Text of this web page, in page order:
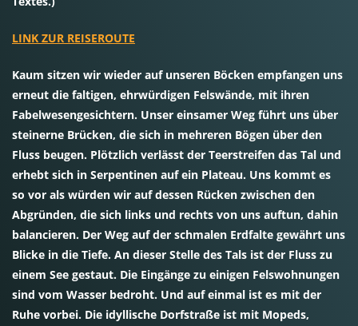
LINK ZUR REISEROUTE
Kaum sitzen wir wieder auf unseren Böcken empfangen uns
erneut die faltigen, ehrwürdigen Felswände, mit ihren
Fabelwesengesichtern. Unser einsamer Weg führt uns über
steinerne Brücken, die sich in mehreren Bögen über den
Fluss beugen. Plötzlich verlässt der Teerstreifen das Tal und
erhebt sich in Serpentinen auf ein Plateau. Uns kommt es
so vor als würden wir auf dessen Rücken zwischen den
Abgründen, die sich links und rechts von uns auftun, dahin
balancieren. Der Weg auf der schmalen Erdfalte gewährt uns
Blicke in die Tiefe. An dieser Stelle des Tals ist der Fluss zu
einem See gestaut. Die Eingänge zu einigen Felswohnungen
sind vom Wasser bedroht. Und auf einmal ist es mit der
Ruhe vorbei. Die idyllische Dorfstraße ist mit Mopeds,